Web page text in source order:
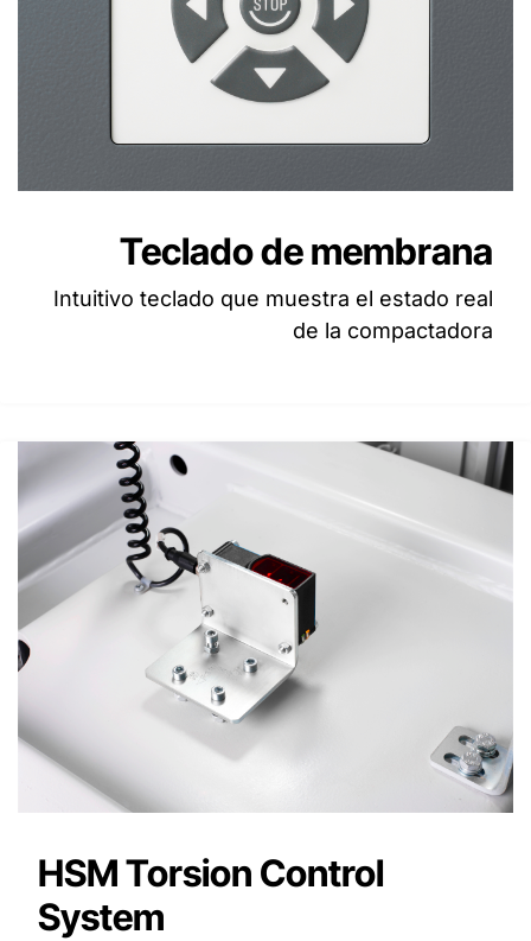
Teclado de membrana
Intuitivo teclado que muestra el estado real
de la compactadora
HSM Torsion Control
System